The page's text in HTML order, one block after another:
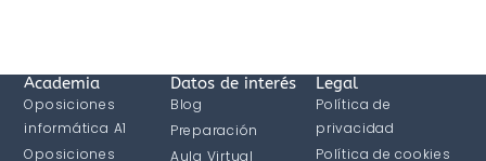
Academia
Oposiciones
informática A1
Oposiciones
Datos de interés
Blog
Preparación
Aula Virtual
Legal
Política de
privacidad
Política de cookies